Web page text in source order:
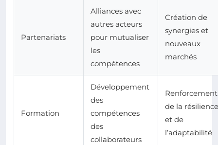
Partenariats
Alliances avec
autres acteurs
pour mutualiser
les
compétences
Création de
synergies et
nouveaux
marchés
Formation
Développement
des
compétences
des
collaborateurs
Renforcement
de la résilience
et de
l’adaptabilité